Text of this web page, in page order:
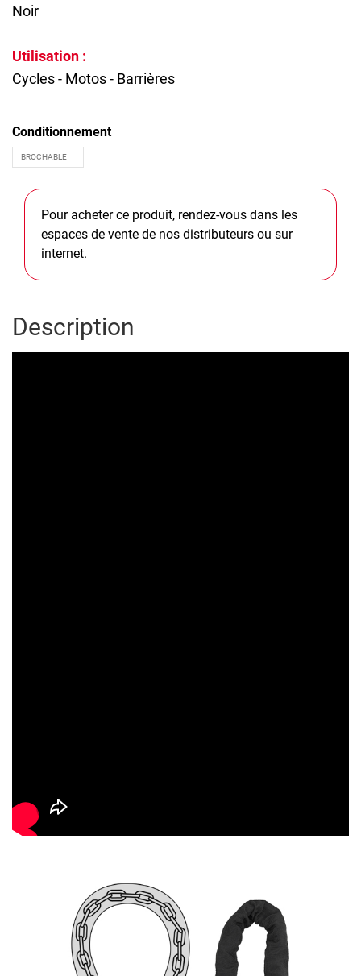
Noir
Utilisation :
Cycles - Motos - Barrières
Conditionnement
Pour acheter ce produit, rendez-vous dans les
espaces de vente de nos distributeurs ou sur
internet.
Description